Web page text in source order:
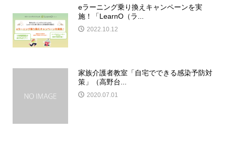
eラーニング乗り換えキャンペーンを実
施！「LearnO（ラ...
2022.10.12
家族介護者教室「自宅でできる感染予防対
策」（高野台...
2020.07.01